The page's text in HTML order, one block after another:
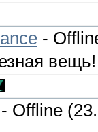
-
вещь!
- Offline